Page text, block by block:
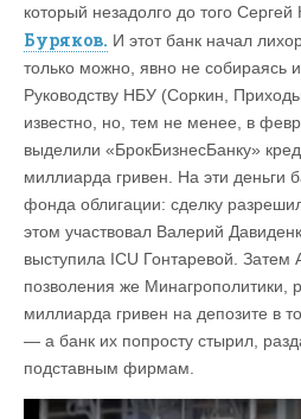
который незадолго до того Сергей
Буряков. И этот банк начал
только можно, явно не собираясь
Руководству НБУ (Соркин,
известно, но, тем не менее, в
выделили «БрокБизнесБанку»
миллиарда гривен. На эти деньги
фонда облигации: сделку
этом участвовал Валерий
выступила ICU Гонтаревой.
позволения же Минагрополитики,
миллиарда гривен на депозите в
— а банк их попросту стырил,
подставным фирмам.